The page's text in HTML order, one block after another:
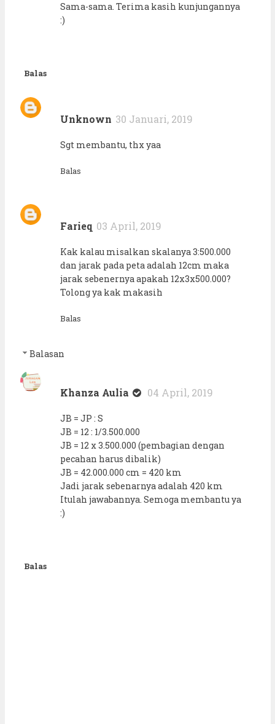
Sama-sama. Terima kasih kunjungannya
:)
Balas
Unknown 30 Januari, 2019
Sgt membantu, thx yaa
Balas
Farieq 03 April, 2019
Kak kalau misalkan skalanya 3:500.000
dan jarak pada peta adalah 12cm maka
jarak sebenernya apakah 12x3x500.000?
Tolong ya kak makasih
Balas
Balasan
Khanza Aulia 04 April, 2019
JB = JP : S
JB = 12 : 1/3.500.000
JB = 12 x 3.500.000 (pembagian dengan
pecahan harus dibalik)
JB = 42.000.000 cm = 420 km
Jadi jarak sebenarnya adalah 420 km
Itulah jawabannya. Semoga membantu ya
:)
Balas